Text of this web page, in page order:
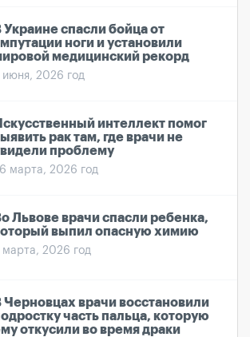
Украине спасли бойца от
ноги и установили
медицинский рекорд
июня, 2026 год
интеллект помог
рак там, где врачи не
проблему
марта, 2026 год
Львове врачи спасли ребенка,
выпил опасную химию
марта, 2026 год
Черновцах врачи восстановили
часть пальца, которую
откусили во время драки